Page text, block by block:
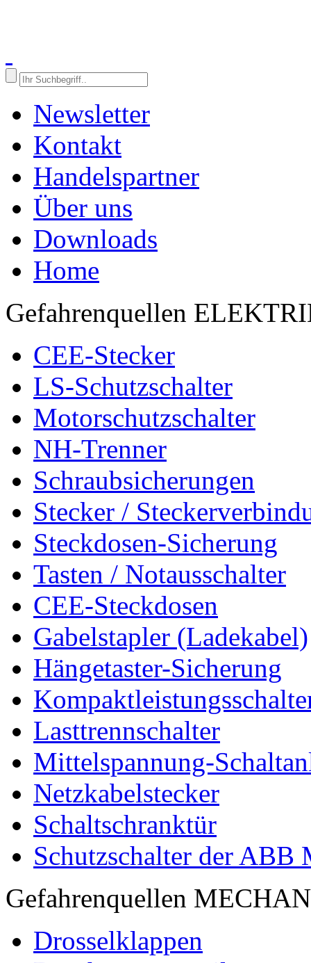
Newsletter
Kontakt
Handelspartner
Über uns
Downloads
Home
Gefahrenquellen
CEE-Stecker
LS-Schutzschalter
Motorschutzschalter
NH-Trenner
Schraubsicherungen
Stecker /
Steckdosen-Sicherung
Tasten / Notausschalter
CEE-Steckdosen
Gabelstapler (Ladekabel)
Hängetaster-Sicherung
Lasttrennschalter
Mittelspannung-
Netzkabelstecker
Schaltschranktür
Schutzschalter der ABB
Gefahrenquellen
Drosselklappen